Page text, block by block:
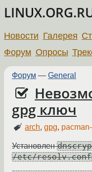
Новости Галерея
Форум Опросы
Форум — General
gpg ключ
arch,gpg,
Установлен
/etc/resolv.conf